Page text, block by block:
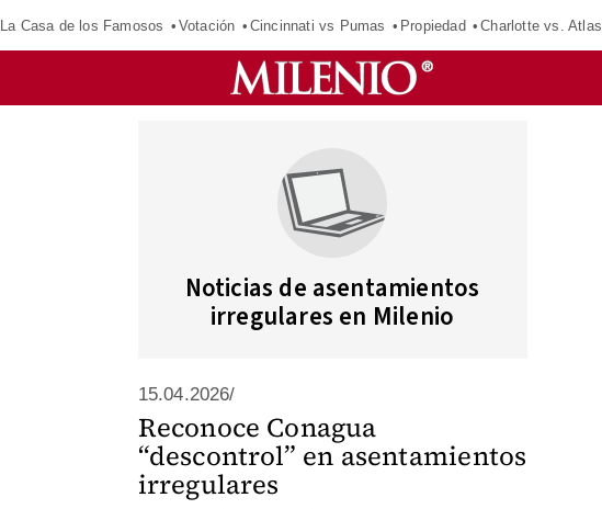
La Casa de los Famosos Votación Cincinnati vs Pumas Propiedad Charlotte vs. Atlas
Noticias de asentamientos
irregulares en Milenio
15.04.2026/
Reconoce Conagua
“descontrol” en asentamientos
irregulares